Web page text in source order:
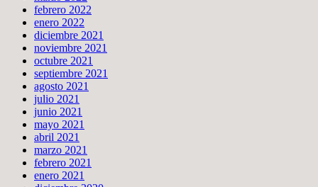
febrero 2022
enero 2022
diciembre 2021
noviembre 2021
octubre 2021
septiembre 2021
agosto 2021
julio 2021
junio 2021
mayo 2021
abril 2021
marzo 2021
febrero 2021
enero 2021